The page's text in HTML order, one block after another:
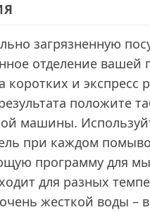
загрязненную
отделение
и экспресс
положите
машины.
при каждом
программу для
для разных
очень жесткой воды –